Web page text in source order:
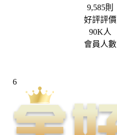
9,585則
好評評價
90K人
會員人數
6